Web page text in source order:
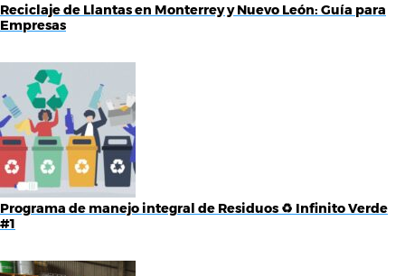
Reciclaje de Llantas en Monterrey y Nuevo León: Guía para
Empresas
Programa de manejo integral de Residuos ♻️ Infinito Verde
#1